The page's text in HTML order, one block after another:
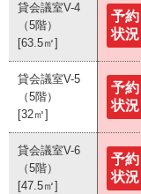
貸会議室V-4
（5階）
[63.5㎡]
予約
状況
貸会議室V-5
（5階）
[32㎡]
予約
状況
貸会議室V-6
（5階）
[47.5㎡]
予約
状況
貸会議室V-4
（5階）
[63.5㎡]
予約
状況
貸会議室V-5
（5階）
[32㎡]
予約
状況
貸会議室V-6
（5階）
[47.5㎡]
予約
状況